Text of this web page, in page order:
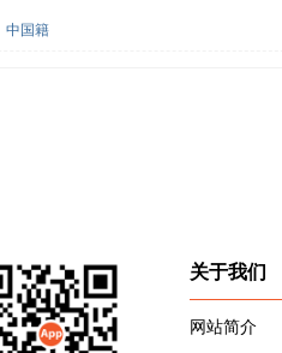
中国籍
关于我们
网站简介